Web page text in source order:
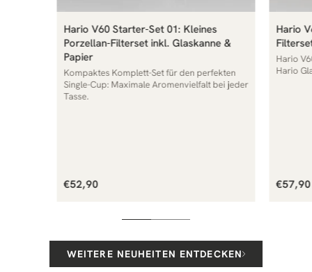
Hario V60 Starter-Set 01: Kleines
Porzellan-Filterset inkl. Glaskanne &
Papier
Kompaktes Komplett-Set für den perfekten
Single-Cup: Maximale Aromenvielfalt bei jeder
Tasse.
Normaler
Preis
€52,90
Hario
Hario
Hario
Preis
€57,90
WEITERE NEUHEITEN ENTDECKEN